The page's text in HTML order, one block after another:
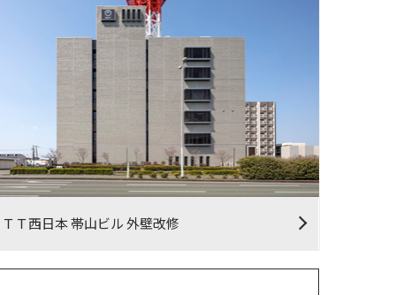
Ｔ西日本 帯山ビル 外壁改修